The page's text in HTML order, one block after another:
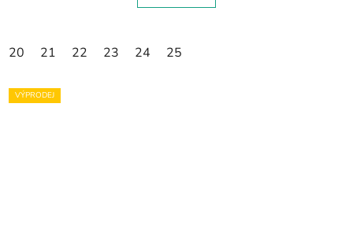
20 21 22 23 24 25
VÝPRODEJ